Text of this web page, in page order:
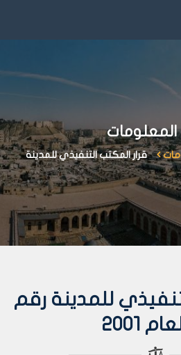
المعلومات
قرار المكتب التنفيذي للمدينة
للمدينة رقم